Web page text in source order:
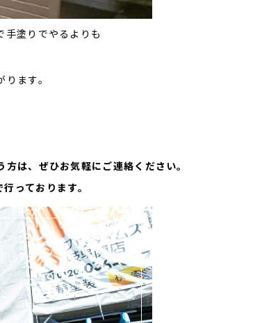
手塗りでやるよりも
ます。
は、ぜひお気軽にご連絡ください。
行っております。